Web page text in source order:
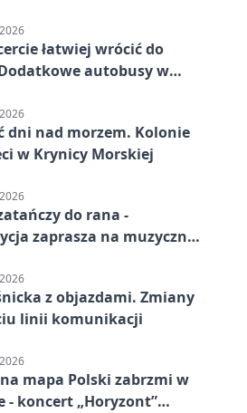
łatwiej wrócić do
autobusy w
dni nad morzem. Kolonie
w Krynicy Morskiej
do rana -
zaprasza na muzyczną
z objazdami. Zmiany
linii komunikacji
mapa Polski zabrzmi w
- koncert „Horyzont”